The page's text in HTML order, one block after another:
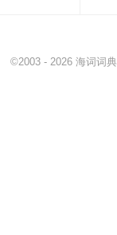
©2003 - 2026 海词词典